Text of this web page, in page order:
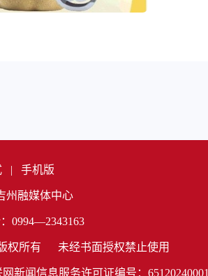
| 手机版
州融媒体中心
0994—2343163
权所有 未经书面授权禁止使用
网新闻信息服务许可证编号：65120240001